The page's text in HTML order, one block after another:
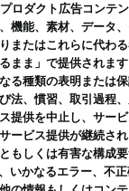
ダクト広告コンテ
機能、素材、データ
またはこれらに代わ
まま」で提供されま
る種類の表明または
法、慣習、取引過程
提供を中止し、サー
ービス提供が継続さ
もしくは有害な構成
いかなるエラー、不